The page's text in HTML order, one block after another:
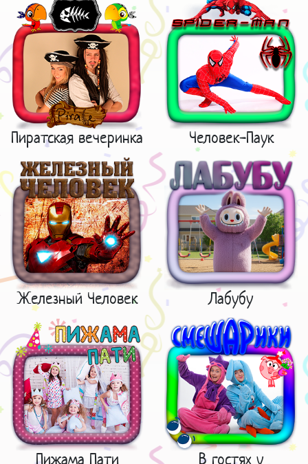
Пиратская вечеринка Человек-Паук
Железный Человек Лабубу
Пижама Пати
В гостях у